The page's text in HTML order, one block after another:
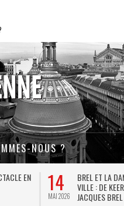
NOUS ?
EN
14
MAI 2026
BREL ET LA
VILLE : DE
JACQUES BREL